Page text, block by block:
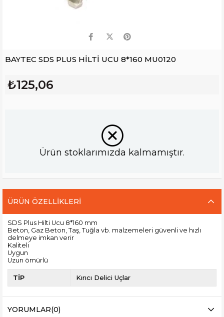
BAYTEC SDS PLUS HİLTİ UCU 8*160 MU0120
₺125,06
Ürün stoklarımızda kalmamıştır.
ÜRÜN ÖZELLIKLERI
SDS Plus Hilti Ucu 8*160 mm
Beton, Gaz Beton, Taş, Tuğla vb. malzemeleri güvenli ve hızlı
delmeye imkan verir
Kaliteli
Uygun
Uzun ömürlü
TİP Kırıcı Delici Uçlar
YORUMLAR(0)